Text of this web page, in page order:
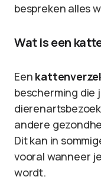
bespreken alles
Wat is een
Een
bescherming die
andere
Dit kan in
vooral wanneer
wordt.